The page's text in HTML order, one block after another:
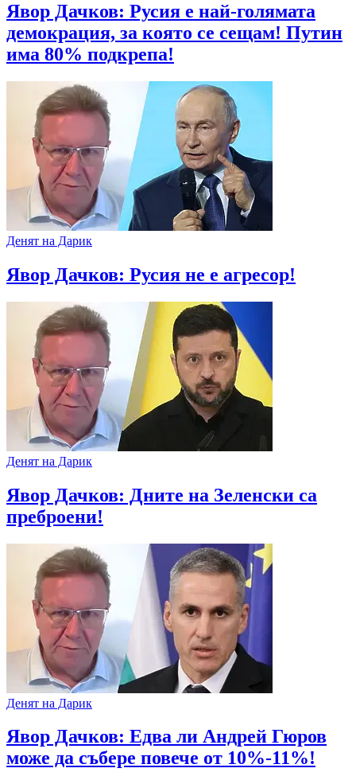
Явор Дачков: Русия е най-голямата
демокрация, за която се сещам! Путин
има 80% подкрепа!
Денят на Дарик
Явор Дачков: Русия не е агресор!
Денят на Дарик
Явор Дачков: Дните на Зеленски са
преброени!
Денят на Дарик
Явор Дачков: Едва ли Андрей Гюров
може да събере повече от 10%-11%!